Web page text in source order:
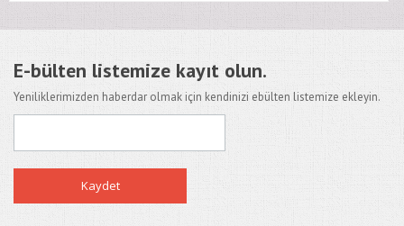
E-bülten listemize kayıt olun.
Yeniliklerimizden haberdar olmak için kendinizi ebülten listemize ekleyin.